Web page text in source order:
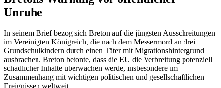
Unruhe
In seinem Brief bezog sich Breton auf die jüngsten Ausschreitungen
im Vereinigten Königreich, die nach dem Messermord an drei
Grundschulkindern durch einen Täter mit Migrationshintergrund
ausbrachen. Breton betonte, dass die EU die Verbreitung potenziell
schädlicher Inhalte überwachen werde, insbesondere im
Zusammenhang mit wichtigen politischen und gesellschaftlichen
Ereignissen weltweit.